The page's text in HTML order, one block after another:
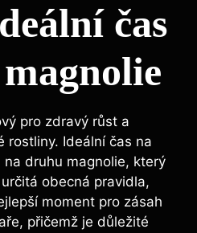
čas‌
pro zdravý‌ růst a⁢
rostliny. Ideální⁢ čas na
druhu magnolie, který
obecná pravidla,
⁣moment pro zásah
přičemž je důležité